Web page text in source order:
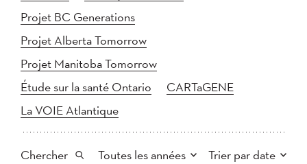
Projet BC Generations
Projet Alberta Tomorrow
Projet Manitoba Tomorrow
Étude sur la santé Ontario
CARTaGENE
La VOIE Atlantique
Chercher Toutes les années Trier par date